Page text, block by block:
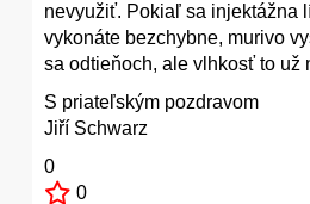
nevyužiť. Pokiaľ sa injektážna
vykonáte bezchybne, murivo
sa odtieňoch, ale vlhkosť to už
S priateľským pozdravom
Jiří Schwarz
0
0